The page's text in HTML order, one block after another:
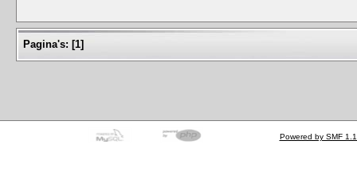
Pagina's: [1]
Powered by SMF